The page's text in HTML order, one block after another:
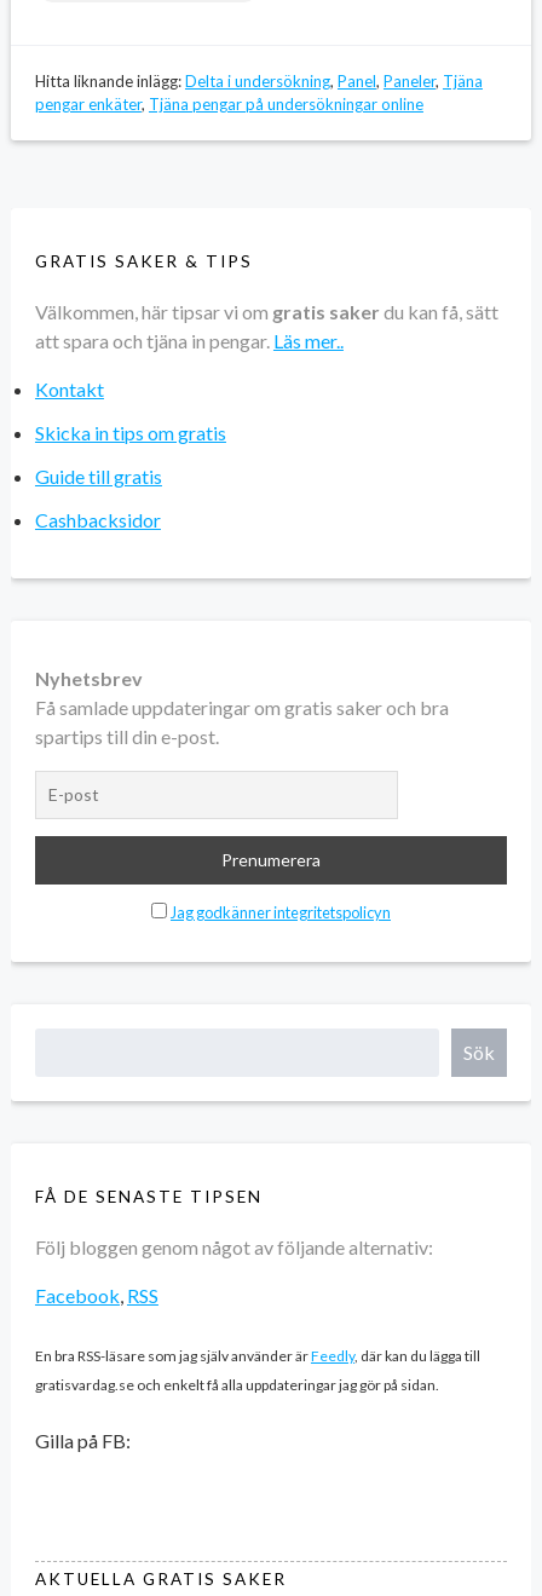
Hitta liknande inlägg:Delta i undersökning, Panel, Paneler, Tjäna
pengar enkäter, Tjäna pengar på undersökningar online
GRATIS SAKER & TIPS
Välkommen, här tipsar vi om gratis saker du kan få, sätt
att spara och tjäna in pengar. Läs mer..
Kontakt
Skicka in tips om gratis
Guide till gratis
Cashbacksidor
Nyhetsbrev
Få samlade uppdateringar om gratis saker och bra
spartips till din e-post.
Jag godkänner integritetspolicyn
Sök
FÅ DE SENASTE TIPSEN
Följ bloggen genom något av följande alternativ:
Facebook, RSS
En bra RSS-läsare som jag själv använder ärFeedly, där kan du lägga till
gratisvardag.se och enkelt få alla uppdateringar jag gör på sidan.
Gilla på FB:
AKTUELLA GRATIS SAKER